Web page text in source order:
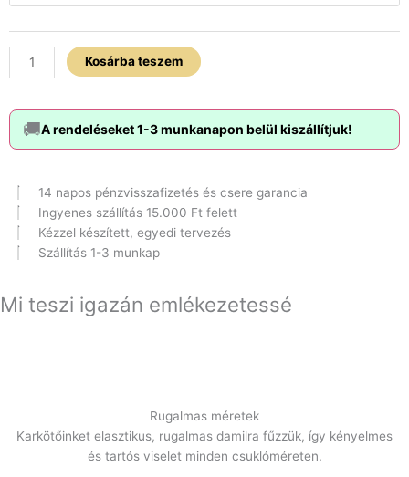
Zebra
jáspis
karkötő
mennyiség
Kosárba teszem
🚚A rendeléseket 1-3 munkanapon belül kiszállítjuk!
14 napos pénzvisszafizetés és csere garancia
Ingyenes szállítás 15.000 Ft felett
Kézzel készített, egyedi tervezés
Szállítás 1-3 munkap
Mi teszi igazán emlékezetessé
Rugalmas méretek
Karkötőinket elasztikus, rugalmas damilra fűzzük, így kényelmes
és tartós viselet minden csuklóméreten.